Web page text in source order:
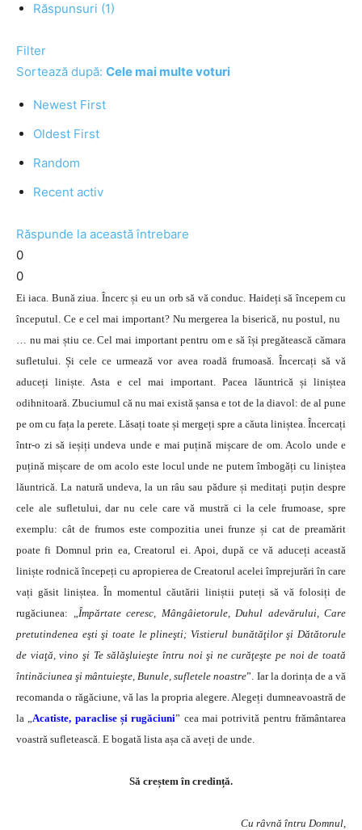
Răspunsuri (1)
Filter
Sortează după: Cele mai multe voturi
Newest First
Oldest First
Random
Recent activ
Răspunde la această întrebare
0
0
Ei iaca. Bună ziua. Încerc și eu un orb să vă conduc. Haideți să începem cu
începutul. Ce e cel mai important? Nu mergerea la biserică, nu postul, nu
… nu mai știu ce. Cel mai important pentru om e să își pregătească cămara
sufletului. Și cele ce urmează vor avea roadă frumoasă. Încercați să vă
aduceți liniște. Asta e cel mai important. Pacea lăuntrică și liniștea
odihnitoară. Zbuciumul că nu mai există șansa e tot de la diavol: de al pune
pe om cu fața la perete. Lăsați toate și mergeți spre a căuta liniștea. Încercați
într-o zi să ieșiți undeva unde e mai puțină mișcare de om. Acolo unde e
puțină mișcare de om acolo este locul unde ne putem îmbogăți cu liniștea
lăuntrică. La natură undeva, la un râu sau pădure și meditați puțin despre
cele ale sufletului, dar nu cele care vă mustră ci la cele frumoase, spre
exemplu: cât de frumos este compozitia unei frunze și cat de preamărit
poate fi Domnul prin ea, Creatorul ei. Apoi, după ce vă aduceți această
liniște rodnică începeți cu apropierea de Creatorul acelei împrejurări în care
vați găsit liniștea. În momentul căutării liniștii puteți să vă folosiți de
rugăciunea: „Împărtate ceresc, Mângâietorule, Duhul adevărului, Care
pretutindenea eşti şi toate le plineşti; Vistierul bunătăţilor şi Dătătorule
de viaţă, vino şi Te sălăşluieşte întru noi şi ne curăţeşte pe noi de toată
întinăciunea şi mântuieşte, Bunule, sufletele noastre”. Iar la dorința de a vă
recomanda o răgăciune, vă las la propria alegere. Alegeți dumneavoastră de
la „Acatiste, paraclise și rugăciuni” cea mai potrivită pentru frământarea
voastră sufletească. E bogată lista așa că aveți de unde.
Să creștem în credință.
Cu râvnă întru Domnul,